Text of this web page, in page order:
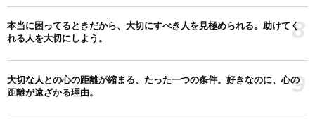
本当に困ってるときだから、大切にすべき人を見極められる。助けてく
れる人を大切にしよう。
8
大切な人との心の距離が縮まる、たった一つの条件。好きなのに、心の
距離が遠ざかる理由。
9